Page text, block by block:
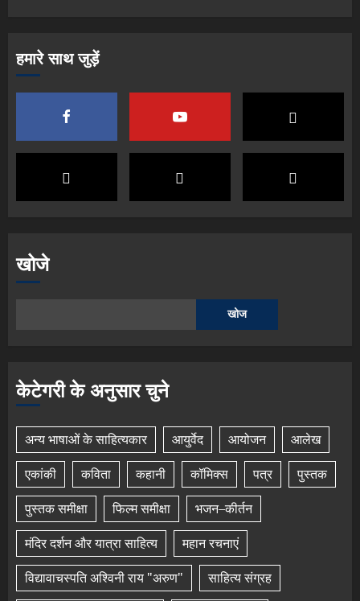
हमारे साथ जुड़ें
खोजे
खोज
केटेगरी के अनुसार चुने
अन्य भाषाओं के साहित्यकार आयुर्वेद आयोजन
आलेख
एकांकी
कविता कहानी कॉमिक्स पत्र
पुस्तक
पुस्तक समीक्षा
फिल्म समीक्षा
भजन–कीर्तन
मंदिर दर्शन और यात्रा साहित्य
महान रचनाएं
विद्यावाचस्पति अश्विनी राय "अरुण"
साहित्य संग्रह